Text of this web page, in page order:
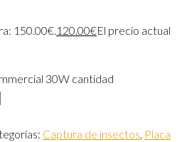
150.00€.120.00€El precio actual
30W cantidad
Captura de insectos, Placa